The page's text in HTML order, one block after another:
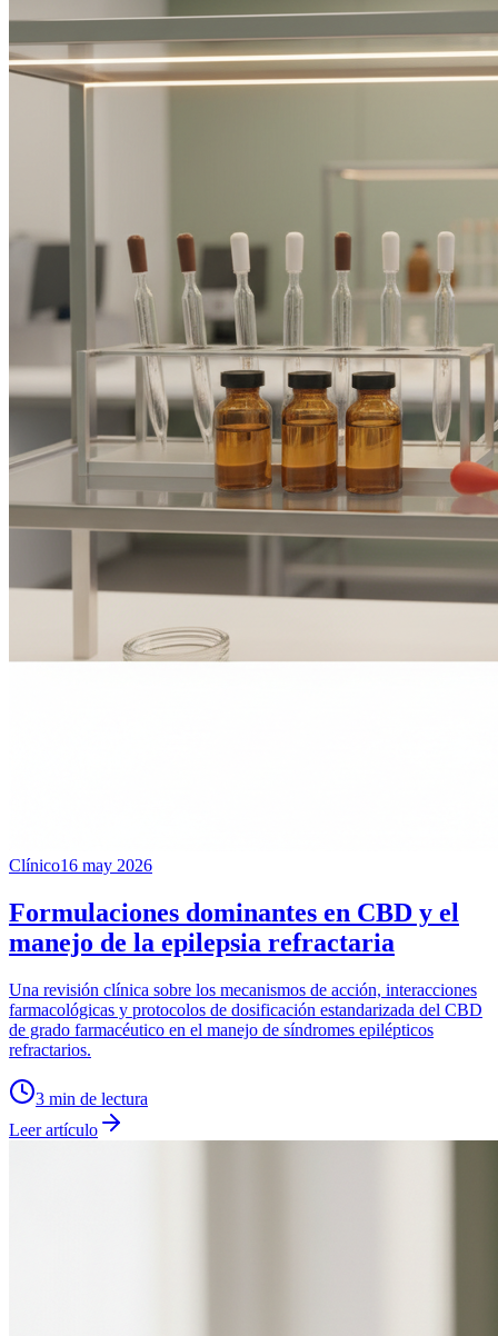
Clínico16 may 2026
Formulaciones dominantes en CBD y el
manejo de la epilepsia refractaria
Una revisión clínica sobre los mecanismos de acción, interacciones
farmacológicas y protocolos de dosificación estandarizada del CBD
de grado farmacéutico en el manejo de síndromes epilépticos
refractarios.
3 min de lectura
Leer artículo